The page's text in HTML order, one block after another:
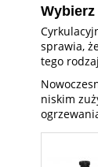
sprawia,
tego
niskim